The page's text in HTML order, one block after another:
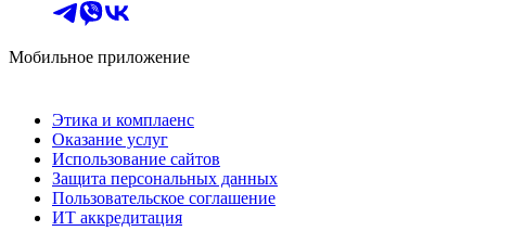
Мобильное приложение
Этика и комплаенс
Оказание услуг
Использование сайтов
Защита персональных данных
Пользовательское соглашение
ИТ аккредитация